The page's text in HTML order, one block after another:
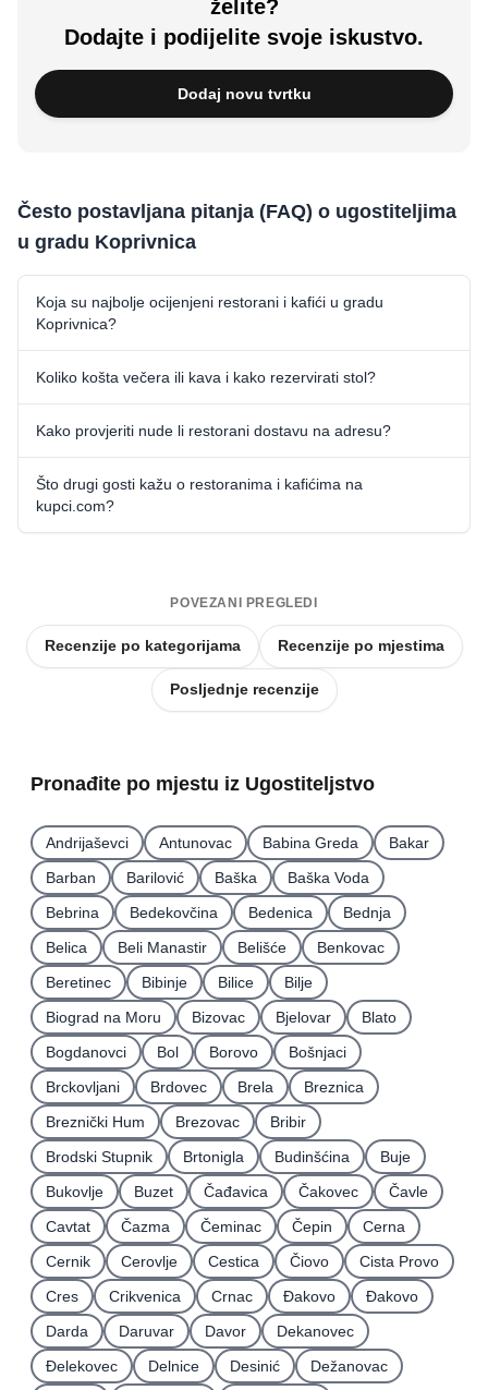
želite?
Dodajte i podijelite svoje iskustvo.
Dodaj novu tvrtku
Često postavljana pitanja (FAQ) o ugostiteljima
u gradu Koprivnica
Koja su najbolje ocijenjeni restorani i kafići u gradu
Koprivnica?
Koliko košta večera ili kava i kako rezervirati stol?
Kako provjeriti nude li restorani dostavu na adresu?
Što drugi gosti kažu o restoranima i kafićima na
kupci.com?
POVEZANI PREGLEDI
Recenzije po kategorijama Recenzije po mjestima
Posljednje recenzije
Pronađite po mjestu iz Ugostiteljstvo
Andrijaševci Antunovac Babina Greda
Bakar
Barban
Barilović Baška
Baška Voda
Bebrina
Bedekovčina Bedenica
Bednja
Belica
Beli Manastir Belišće
Benkovac
Beretinec
Bibinje Bilice
Bilje
Biograd na Moru
Bizovac Bjelovar
Blato
Bogdanovci
Bol Borovo
Bošnjaci
Brckovljani
Brdovec Brela
Breznica
Breznički Hum
Brezovac
Bribir
Brodski Stupnik
Brtonigla Budinšćina
Buje
Bukovlje
Buzet Čađavica Čakovec
Čavle
Cavtat
Čazma Čeminac Čepin
Cerna
Cernik
Cerovlje Cestica Čiovo
Cista Provo
Cres
Crikvenica Crnac Đakovo
Ðakovo
Darda
Daruvar Davor
Dekanovec
Ðelekovec
Delnice Desinić
Dežanovac